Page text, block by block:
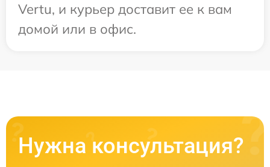
Vertu, и курьер доставит ее к вам
домой или в офис.
Нужна консультация?